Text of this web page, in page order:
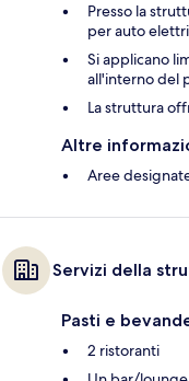
Presso la
per auto
Si applicano
all'interno del
La struttura
Altre
Aree
Servizi della
Pasti e
2 ristoranti